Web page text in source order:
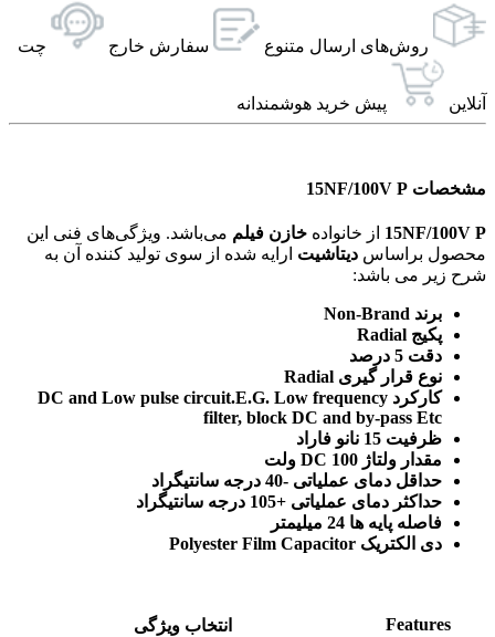
روش‌های ارسال‌ متنوع سفارش خارج چت
آنلاین پیش خرید هوشمندانه
مشخصات 15NF/100V P
15NF/100V P از خانواده خازن فیلم می‌باشد. ویژگی‌های فنی این
محصول براساس دیتاشیت ارایه شده از سوی تولید کننده آن به
شرح زیر می باشد:
برند Non-Brand
پکیج Radial
دقت 5 درصد
نوع قرار گیری Radial
کارکرد DC and Low pulse circuit.E.G. Low frequency
filter, block DC and by-pass Etc
ظرفیت 15 نانو فاراد
مقدار ولتاژ DC 100 ولت
حداقل دمای عملیاتی -40 درجه سانتیگراد
حداکثر دمای عملیاتی +105 درجه سانتیگراد
فاصله پایه ها 24 میلیمتر
دی الکتریک Polyester Film Capacitor
Features انتخاب ویژگی